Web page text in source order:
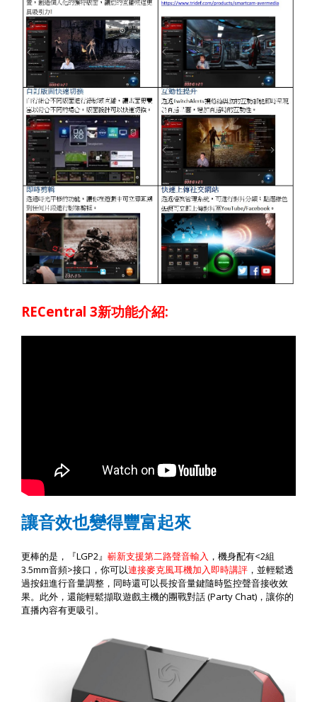
RECentral 3新功能介紹:
讓音效也變得豐富起來
更棒的是，『LGP2 』 嶄新支援第二路聲音輸入 ，機身配有<2組
3.5mm音頻>接口，你可以連接麥克風耳機加入即時講評 ，並輕鬆透
過按鈕進行音量調整，同時還可以長按音量鍵隨時監控聲音接收效
果。此外，還能輕鬆擷取遊戲主機的團戰對話 (Party Chat) ，讓你的
直播內容有更吸引。